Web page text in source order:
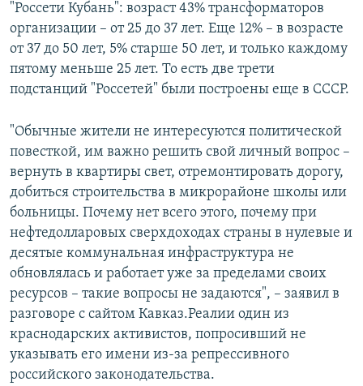
"Россети Кубань": возраст 43% трансформаторов
организации – от 25 до 37 лет. Еще 12% – в возрасте
от 37 до 50 лет, 5% старше 50 лет, и только каждому
пятому меньше 25 лет. То есть две трети
подстанций "Россетей" были построены еще в СССР.
"Обычные жители не интересуются политической
повесткой, им важно решить свой личный вопрос –
вернуть в квартиры свет, отремонтировать дорогу,
добиться строительства в микрорайоне школы или
больницы. Почему нет всего этого, почему при
нефтедолларовых сверхдоходах страны в нулевые и
десятые коммунальная инфраструктура не
обновлялась и работает уже за пределами своих
ресурсов – такие вопросы не задаются", – заявил в
разговоре с сайтом Кавказ.Реалии один из
краснодарских активистов, попросивший не
указывать его имени из-за репрессивного
российского законодательства.